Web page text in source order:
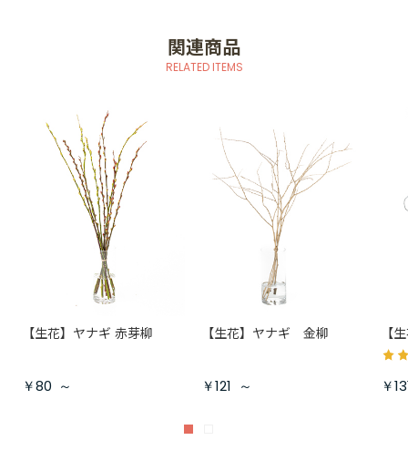
葉だなんて！とてもオシャレ！
実物もちゃんと紅葉していて、とても秋を感じられるお品で、家に
帰って玄関を開けるのが楽しみになりました！
で、飾り方が難しいなと思いました。
関連商品
RELATED ITEMS
【生花】ヤナギ 赤芽柳
￥80 ～
【生花】ヤナギ 金柳
￥121 ～
【
￥